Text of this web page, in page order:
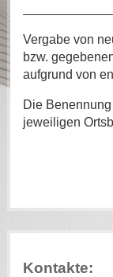
Vergabe von
bzw.
aufgrund von
Die
jeweiligen
Kontakte: